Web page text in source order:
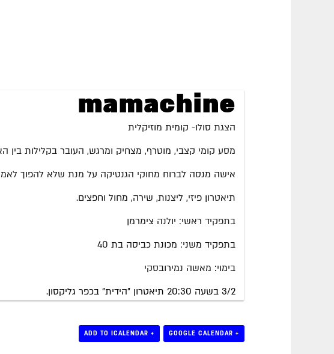
mamachine
הצגת סולו- קומית מוזיקלית
מסע קומי קצבי, מוטרף, מצחיק ומרגש, העובר בקלילות בין
אישה מנסה לברוח מחוקי הגנטיקה על מנת שלא להפוך
תיאטרון פיזי, ליצנות, שירה, מחול וחפצים.
בתפקיד ראשי: יולנה צימרמן
בתפקיד משני: מכונת כביסה בת 40
בימוי: מאשה נמירובסקי
3/2 בשעה 20:30 תיאטרון "הידית" בכפר גליקסון.
+ GOOGLE CALENDAR
+ ADD TO ICALENDAR